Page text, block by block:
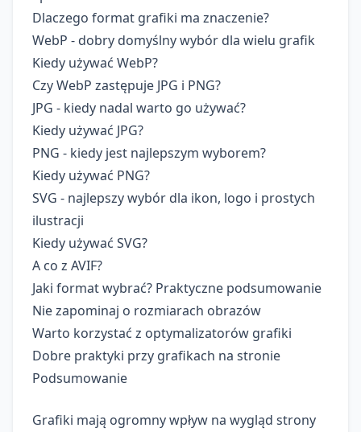
Dlaczego format grafiki ma znaczenie?
WebP - dobry domyślny wybór dla wielu grafik
Kiedy używać WebP?
Czy WebP zastępuje JPG i PNG?
JPG - kiedy nadal warto go używać?
Kiedy używać JPG?
PNG - kiedy jest najlepszym wyborem?
Kiedy używać PNG?
SVG - najlepszy wybór dla ikon, logo i prostych
ilustracji
Kiedy używać SVG?
A co z AVIF?
Jaki format wybrać? Praktyczne podsumowanie
Nie zapominaj o rozmiarach obrazów
Warto korzystać z optymalizatorów grafiki
Dobre praktyki przy grafikach na stronie
Podsumowanie
Grafiki mają ogromny wpływ na wygląd strony